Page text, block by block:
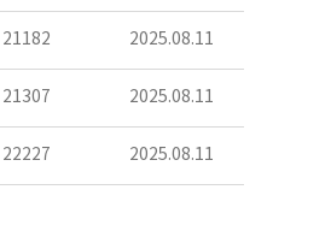
21182 2025.08.11
21307 2025.08.11
22227 2025.08.11